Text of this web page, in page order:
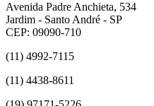
Avenida Padre Anchieta, 534
Jardim - Santo André - SP
CEP: 09090-710
(11) 4992-7115
(11) 4438-8611